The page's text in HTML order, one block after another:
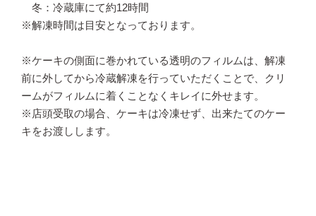
冬：冷蔵庫にて約12時間
※解凍時間は目安となっております。
※ケーキの側面に巻かれている透明のフィルムは、解凍
前に外してから冷蔵解凍を行っていただくことで、クリ
ームがフィルムに着くことなくキレイに外せます。
※店頭受取の場合、ケーキは冷凍せず、出来たてのケー
キをお渡しします。